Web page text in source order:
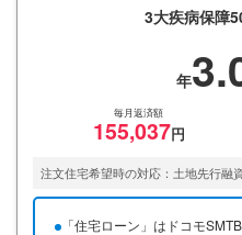
3大疾病保障
毎月返済額
155,037
注文住宅希望時の対応：土地先行融
「住宅ローン」はドコモ